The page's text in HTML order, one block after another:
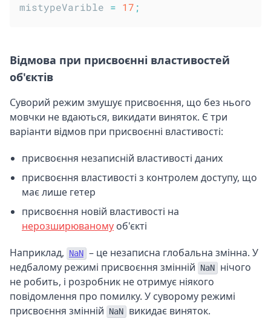
mistypeVarible = 17 ;
Відмова при присвоєнні властивостей
об'єктів
Суворий режим змушує присвоєння, що без нього
мовчки не вдаються, викидати виняток. Є три
варіанти відмов при присвоєнні властивості:
присвоєння незаписній властивості даних
присвоєння властивості з контролем доступу, що
має лише гетер
присвоєння новій властивості на
нерозширюваному об'єкті
Наприклад,
NaN – це незаписна глобальна змінна. У
недбалому режимі присвоєння змінній
NaN
нічого
не робить, і розробник не отримує ніякого
повідомлення про помилку. У суворому режимі
присвоєння змінній
NaN викидає виняток.